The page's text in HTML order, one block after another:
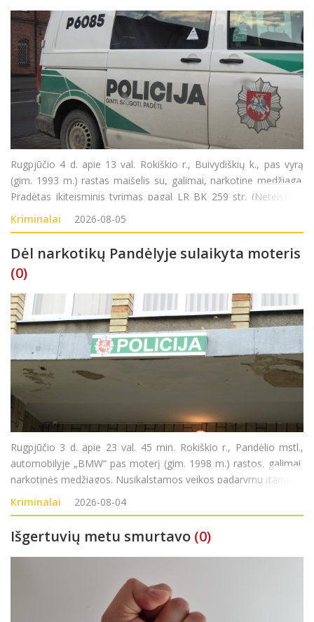
Rugpjūčio 4 d. apie 13 val. Rokiškio r., Buivydiškių k., pas vyrą
(gim. 1993 m.) rastas maišelis su, galimai, narkotine medžiaga.
Pradėtas ikiteisminis tyrimas pagal LR BK 259 str. (Neteisėtas
disponavimas narkotinėmis ar psichotropinėmis medžiagomis
be tikslo jas platinti
Kriminalai 2026-08-05
Dėl narkotikų Pandėlyje sulaikyta moteris
(0)
Rugpjūčio 3 d. apie 23 val. 45 min. Rokiškio r., Pandėlio mstl.,
automobilyje „BMW“ pas moterį (gim. 1998 m.) rastos, galimai,
narkotinės medžiagos. Nusikalstamos veikos padarymu įtariama
moteris sulaikyta. Pradėtas ikiteisminis tyrimas pagal LR BK 259
str. (Neteisėtas disponavim
Kriminalai 2026-08-04
Išgertuvių metu smurtavo (0)